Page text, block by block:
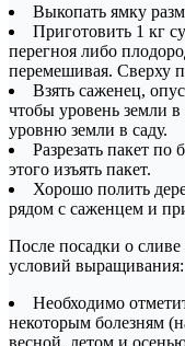
Выкопать ямку
Приготовить 1 кг
перегноя либо
перемешивая. Сверху
Взять саженец,
чтобы уровень земли
уровню земли в саду.
Разрезать пакет по
этого изъять пакет.
Хорошо полить
рядом с саженцем и
После посадки о
условий выращивания:
Необходимо
некоторым болезням
весной, летом и